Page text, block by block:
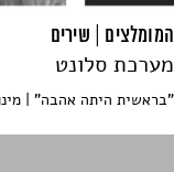
המומלצים | שירים
מערכת סלונט
"בראשית היתה אהבה" |